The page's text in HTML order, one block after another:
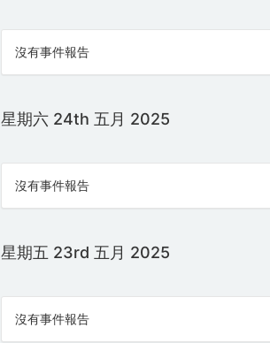
沒有事件報告
星期六 24th 五月 2025
沒有事件報告
星期五 23rd 五月 2025
沒有事件報告